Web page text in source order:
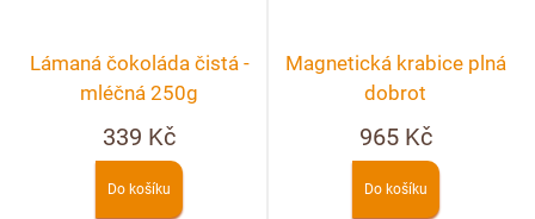
Lámaná čokoláda čistá -
mléčná 250g
339 Kč
Do košíku
Magnetická krabice plná
dobrot
965 Kč
Do košíku